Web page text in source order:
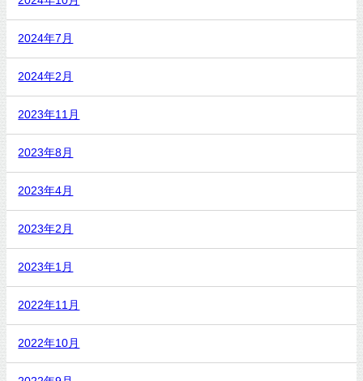
2024年7月
2024年2月
2023年11月
2023年8月
2023年4月
2023年2月
2023年1月
2022年11月
2022年10月